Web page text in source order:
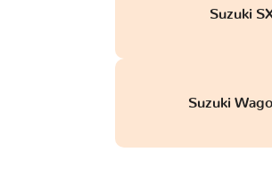
Suzuki
Suzuki